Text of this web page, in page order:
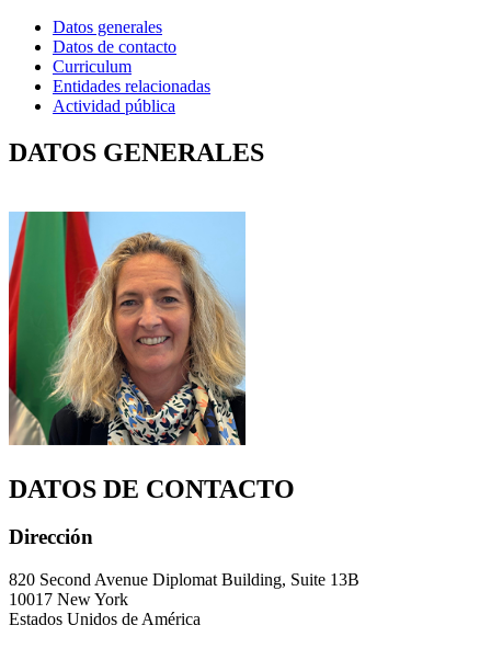
Datos generales
Datos de contacto
Curriculum
Entidades relacionadas
Actividad pública
DATOS GENERALES
DATOS DE CONTACTO
Dirección
820 Second Avenue Diplomat Building, Suite 13B
10017 New York
Estados Unidos de América